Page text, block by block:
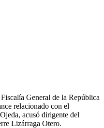
General de la República
relacionado con el
acusó dirigente del
Lizárraga Otero.